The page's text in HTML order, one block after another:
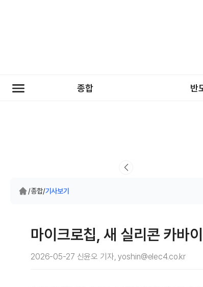
종합 반
/종합/기사보기
마이크로칩, 새 실리콘 카바
2026-05-27 신윤오 기자, yoshin@elec4.co.kr